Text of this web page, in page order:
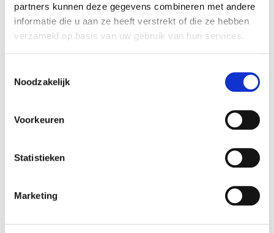
partners kunnen deze gegevens combineren met andere
informatie die u aan ze heeft verstrekt of die ze hebben
verzameld op basis van uw gebruik van hun services.
Noodzakelijk
Voorkeuren
Statistieken
Marketing
Het stappenplan voor uw
Engelstalig
Er komen veel dingen kijken bij uw
internationale verhuizing. Voorkom onnodige
stress en bereid u zo goed mogelijk voor met
ons stappenplan van aanvraag tot aflevering.
Guiding your way home.